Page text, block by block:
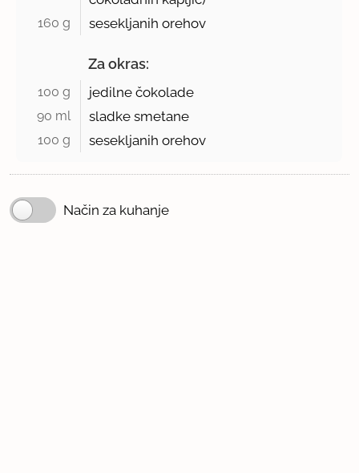
160 g sesekljanih orehov
Za okras:
100 g jedilne čokolade
90 ml sladke smetane
100 g sesekljanih orehov
Način za kuhanje